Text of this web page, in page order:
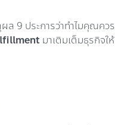
ล 9 ประการว่าทำไมคุณควร
มาเติมเต็มธุรกิจให้